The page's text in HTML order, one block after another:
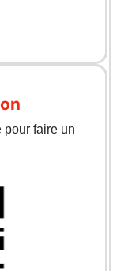
pour faire un